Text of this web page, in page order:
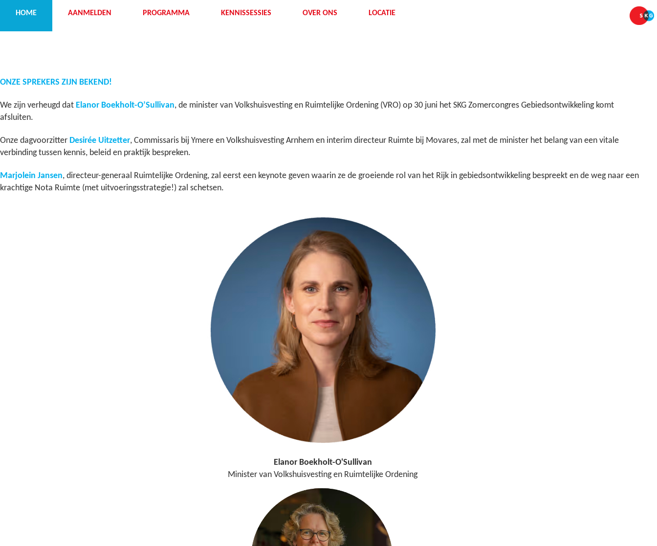
HOME AANMELDEN PROGRAMMA KENNISSESSIES OVER ONS LOCATIE
ONZE SPREKERS ZIJN BEKEND!
We zijn verheugd dat Elanor Boekholt-O’Sullivan, de minister van Volkshuisvesting en Ruimtelijke Ordening (VRO) op 30 juni het SKG Zomercongres Gebiedsontwikkeling komt
afsluiten.
Onze dagvoorzitter Desirée Uitzetter, Commissaris bij Ymere en Volkshuisvesting Arnhem en interim directeur Ruimte bij Movares, zal met de minister het belang van een vitale
verbinding tussen kennis, beleid en praktijk bespreken.
Marjolein Jansen, directeur-generaal Ruimtelijke Ordening, zal eerst een keynote geven waarin ze de groeiende rol van het Rijk in gebiedsontwikkeling bespreekt en de weg naar een
krachtige Nota Ruimte (met uitvoeringsstrategie!) zal schetsen.
Elanor Boekholt-O'Sullivan
Minister van Volkshuisvesting en Ruimtelijke Ordening